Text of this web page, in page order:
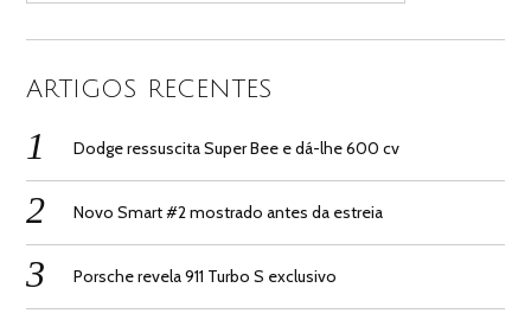
ARTIGOS RECENTES
Dodge ressuscita Super Bee e dá-lhe 600 cv
Novo Smart #2 mostrado antes da estreia
Porsche revela 911 Turbo S exclusivo